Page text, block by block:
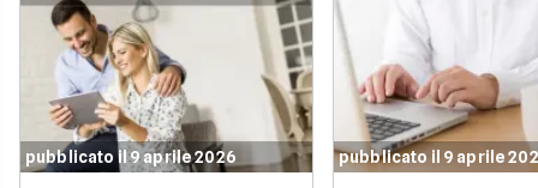
pubblicato il 9 aprile 2026 pubblicato il 9 aprile